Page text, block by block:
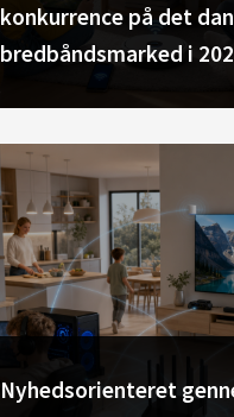
konkurrence på det
bredbåndsmarked i
Nyhedsorienteret